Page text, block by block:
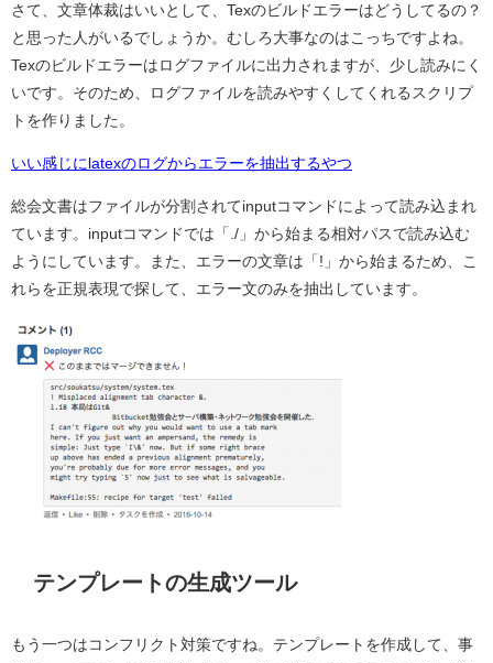
さて、文章体裁はいいとして、Texのビルドエラーはどうしてるの？
と思った人がいるでしょうか。むしろ大事なのはこっちですよね。
Texのビルドエラーはログファイルに出力されますが、少し読みにく
いです。そのため、ログファイルを読みやすくしてくれるスクリプ
トを作りました。
いい感じにlatexのログからエラーを抽出するやつ
総会文書はファイルが分割されてinputコマンドによって読み込まれ
ています。inputコマンドでは「./」から始まる相対パスで読み込む
ようにしています。また、エラーの文章は「!」から始まるため、こ
れらを正規表現で探して、エラー文のみを抽出しています。
テンプレートの生成ツール
もう一つはコンフリクト対策ですね。テンプレートを作成して、事